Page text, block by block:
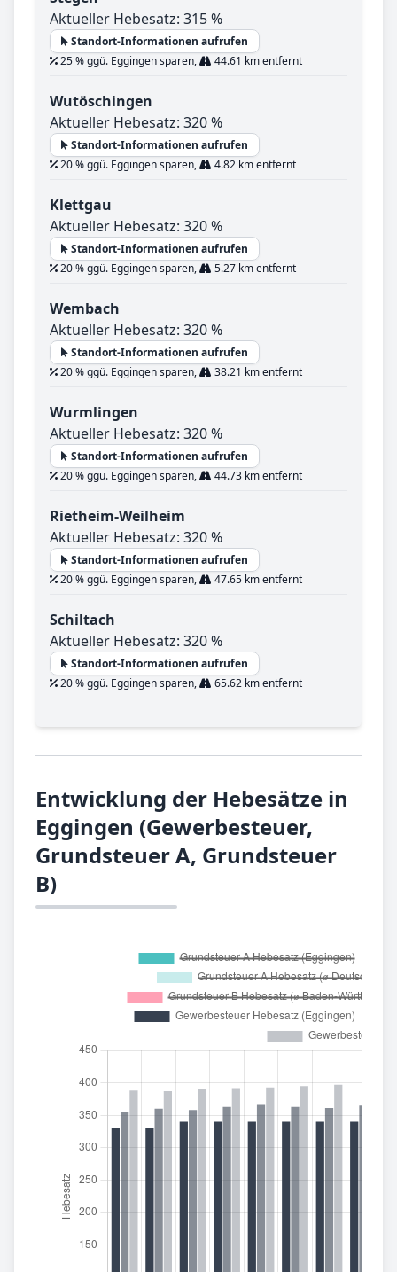
Aktueller Hebesatz: 315 %
Standort-Informationen aufrufen
25 % ggü. Eggingen sparen,
44.61 km entfernt
Wutöschingen
Aktueller Hebesatz: 320 %
Standort-Informationen aufrufen
20 % ggü. Eggingen sparen,
4.82 km entfernt
Klettgau
Aktueller Hebesatz: 320 %
Standort-Informationen aufrufen
20 % ggü. Eggingen sparen,
5.27 km entfernt
Wembach
Aktueller Hebesatz: 320 %
Standort-Informationen aufrufen
20 % ggü. Eggingen sparen,
38.21 km entfernt
Wurmlingen
Aktueller Hebesatz: 320 %
Standort-Informationen aufrufen
20 % ggü. Eggingen sparen,
44.73 km entfernt
Rietheim-Weilheim
Aktueller Hebesatz: 320 %
Standort-Informationen aufrufen
20 % ggü. Eggingen sparen,
47.65 km entfernt
Schiltach
Aktueller Hebesatz: 320 %
Standort-Informationen aufrufen
20 % ggü. Eggingen sparen,
65.62 km entfernt
Entwicklung der Hebesätze in
Eggingen (Gewerbesteuer,
Grundsteuer A, Grundsteuer
B)